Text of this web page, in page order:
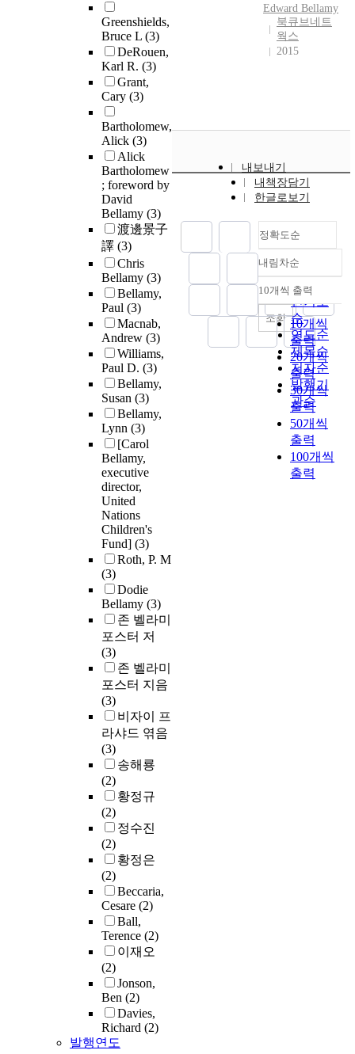
Greenshields,
Bruce L (3)
DeRouen,
Karl R. (3)
Grant,
Cary (3)
Bartholomew,
Alick (3)
Alick
Bartholomew
; foreword by
David
Bellamy (3)
渡邊景子
譯 (3)
Chris
Bellamy (3)
Bellamy,
Paul (3)
Macnab,
Andrew (3)
Williams,
Paul D. (3)
Bellamy,
Susan (3)
Bellamy,
Lynn (3)
[Carol
Bellamy,
executive
director,
United
Nations
Children's
Fund] (3)
Roth, P. M
(3)
Dodie
Bellamy (3)
존 벨라미
포스터 저
(3)
존 벨라미
포스터 지음
(3)
비자이 프
라샤드 엮음
(3)
송해룡
(2)
황정규
(2)
정수진
(2)
황정은
(2)
Beccaria,
Cesare (2)
Ball,
Terence (2)
이재오
(2)
Jonson,
Ben (2)
Davies,
Richard (2)
발행연도
Edward Bellamy
북큐브네트
웍스
2015
내보내기
내책장담기
한글로보기
정확도순
정확도
순
인기도
순
연도순
제목순
저자순
발행기
관순
내림차순
내림차순
10개씩 출력
10개씩
출력
20개씩
출력
30개씩
출력
50개씩
출력
100개씩
출력
조회